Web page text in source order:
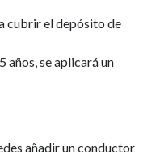
cubrir el depósito de
años, se aplicará un
añadir un conductor